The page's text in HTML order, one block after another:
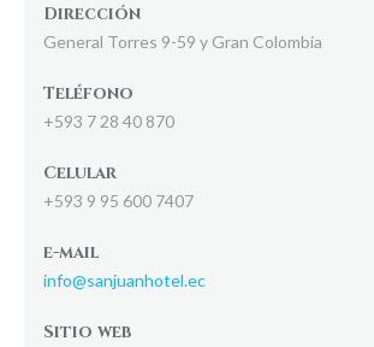
Dirección
General Torres 9-59 y Gran Colombia
Teléfono
+593 7 28 40 870
Celular
+593 9 95 600 7407
e-mail
info@sanjuanhotel.ec
Sitio web